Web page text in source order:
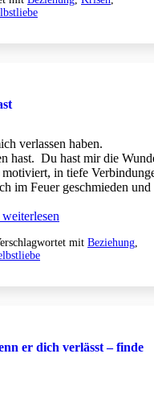
verlassen haben.
hast. Du hast mir die
in tiefe
im Feuer geschmieden und
weiterlesen
mit Beziehung,
er dich verlässt – finde